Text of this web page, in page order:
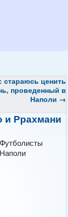
ценить
проведенный в
Наполи →
и Ррахмани
Футболисты
Наполи